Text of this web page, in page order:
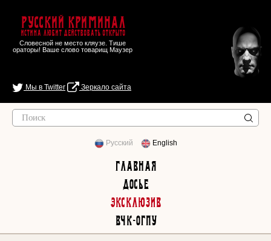
Русский Криминал
Истина любит действовать открыто
Словесной не место кляузе. Тише
ораторы! Ваше слово товарищ Маузер
Мы в Twitter Зеркало сайта
Русский English
Главная
Досье
Эксклюзив
ВЧК-ОГПУ